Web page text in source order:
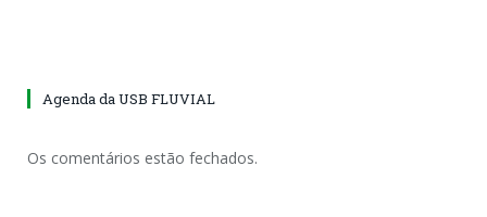
Agenda da USB FLUVIAL
Os comentários estão fechados.